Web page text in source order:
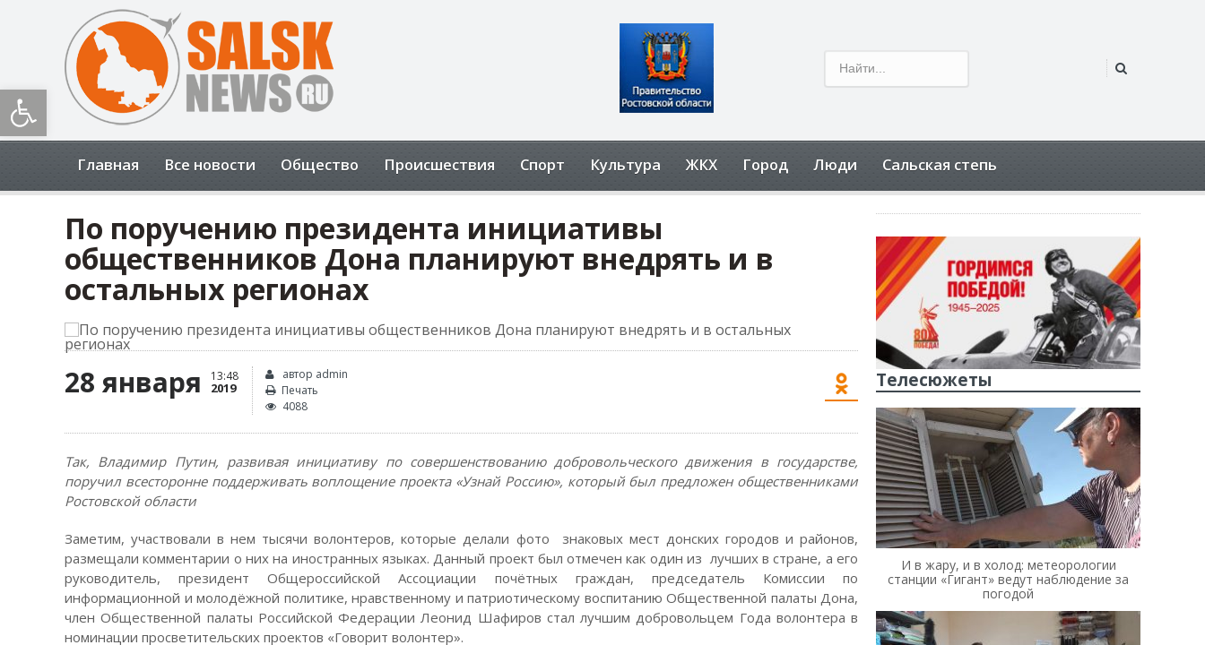
Открыть панель инструментов
Главная Все новости Общество Происшествия Спорт Культура ЖКХ Город Люди Сальская степь
По поручению президента инициативы
общественников Дона планируют внедрять и в
остальных регионах
28 января 13:48
2019
автор admin
Печать
4088
Так, Владимир Путин, развивая инициативу по совершенствованию добровольческого движения в государстве,
поручил всесторонне поддерживать воплощение проекта «Узнай Россию», который был предложен общественниками
Ростовской области
Заметим, участвовали в нем тысячи волонтеров, которые делали фото знаковых мест донских городов и районов,
размещали комментарии о них на иностранных языках. Данный проект был отмечен как один из лучших в стране, а его
руководитель, президент Общероссийской Ассоциации почётных граждан, председатель Комиссии по
информационной и молодёжной политике, нравственному и патриотическому воспитанию Общественной палаты Дона,
член Общественной палаты Российской Федерации Леонид Шафиров стал лучшим добровольцем Года волонтера в
номинации просветительских проектов «Говорит волонтер».
Телесюжеты
И в жару, и в холод: метеорологии
станции «Гигант» ведут наблюдение за
погодой